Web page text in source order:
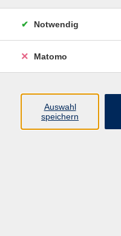
Straubing (Online!)
Notwendig
Matomo
Auswahl
speichern